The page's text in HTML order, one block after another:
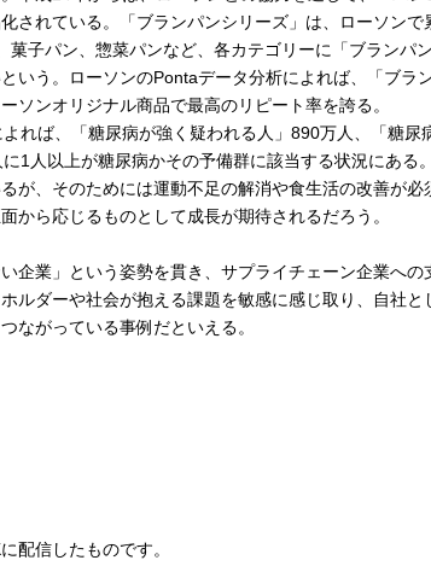
されている。「ブランパンシリーズ」は、ローソンで
子パン、惣菜パンなど、各カテゴリーに「ブランパ
いう。ローソンのPontaデータ分析によれば、「ブラン
ソンオリジナル商品で最高のリピート率を誇る。
れば、「糖尿病が強く疑われる人」890万人、「糖尿
1人以上が糖尿病かその予備群に該当する状況にある
が、そのためには運動不足の解消や食生活の改善が必
から応じるものとして成長が期待されるだろう。
企業」という姿勢を貫き、サプライチェーン企業への
ルダーや社会が抱える課題を敏感に感じ取り、自社と
ながっている事例だといえる。
配信したものです。